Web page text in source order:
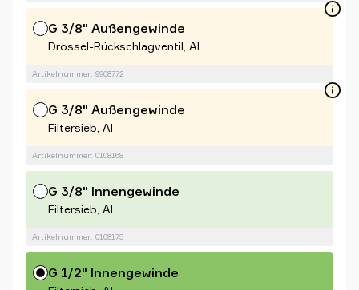
G 3/8" Außengewinde
Drossel-Rückschlagventil, Al
Artikelnummer: 9908772
G 3/8" Außengewinde
Filtersieb, Al
Artikelnummer: 0108168
G 3/8" Innengewinde
Filtersieb, Al
Artikelnummer: 0108175
G 1/2" Innengewinde